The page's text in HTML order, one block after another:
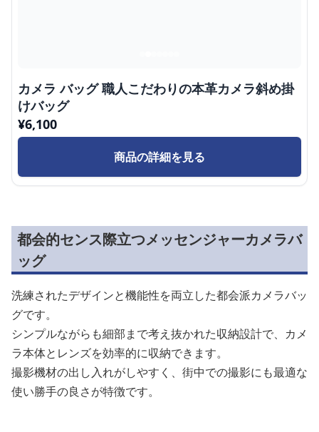
カメラ バッグ 職人こだわりの本革カメラ斜め掛
けバッグ
¥6,100
商品の詳細を見る
都会的センス際立つメッセンジャーカメラバ
ッグ
洗練されたデザインと機能性を両立した都会派カメラバッ
グです。
シンプルながらも細部まで考え抜かれた収納設計で、カメ
ラ本体とレンズを効率的に収納できます。
撮影機材の出し入れがしやすく、街中での撮影にも最適な
使い勝手の良さが特徴です。